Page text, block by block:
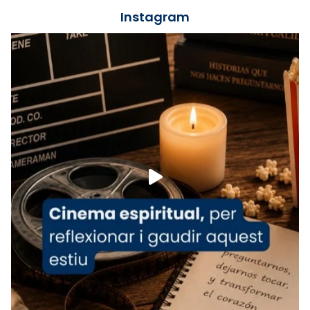
Recupera l'entrevista comp
Vatican
tican News 👇
www.vaticannews.va/es/iglesia/news/2026-
07/carmina-historia-depresion-papa-viaje-
espana-testimoni...
Foto
View on Facebook · Share
Arquebisbat de Barcelona
2 weeks ago
«Avui les santes Juliana i Semproniana ens
ajuden a alçar la mirada»
Mons. Sergi Gordo, bisbe de Tortosa, ha
presidit aquest 27 de juliol la missa de Les
Instagram